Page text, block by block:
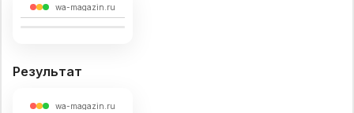
Описание товара
Дополнительная вкладка (Текст)
Выбор характеристик товара
wa-magazin.ru
Результат
wa-magazin.ru